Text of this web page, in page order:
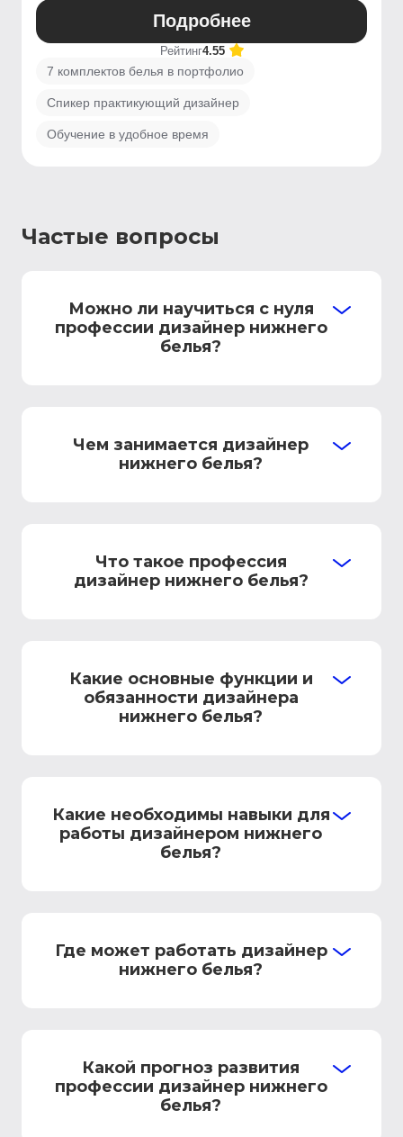
Подробнее
Рейтинг4.55
7 комплектов белья в портфолио
Спикер практикующий дизайнер
Обучение в удобное время
Частые вопросы
Можно ли научиться с нуля
профессии дизайнер нижнего
белья?
Чем занимается дизайнер
нижнего белья?
Что такое профессия
дизайнер нижнего белья?
Какие основные функции и
обязанности дизайнера
нижнего белья?
Какие необходимы навыки для
работы дизайнером нижнего
белья?
Где может работать дизайнер
нижнего белья?
Какой прогноз развития
профессии дизайнер нижнего
белья?